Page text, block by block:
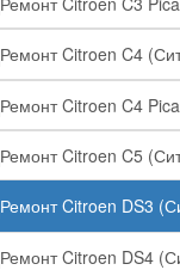
Ремонт Citroen C4
Ремонт Citroen C4
Ремонт Citroen C5
Ремонт Citroen DS3
Ремонт Citroen DS4